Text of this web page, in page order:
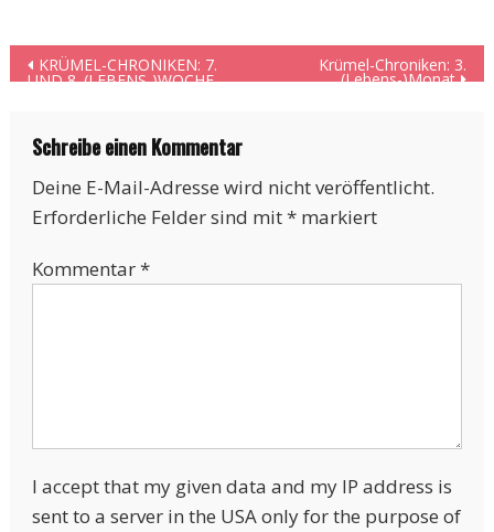
Beitragsnavigation
KRÜMEL-CHRONIKEN: 7.
UND 8. (LEBENS-)WOCHE
Krümel-Chroniken: 3.
(Lebens-)Monat
Schreibe einen Kommentar
Deine E-Mail-Adresse wird nicht veröffentlicht.
Erforderliche Felder sind mit*markiert
Kommentar*
I accept that my given data and my IP address is
sent to a server in the USA only for the purpose of